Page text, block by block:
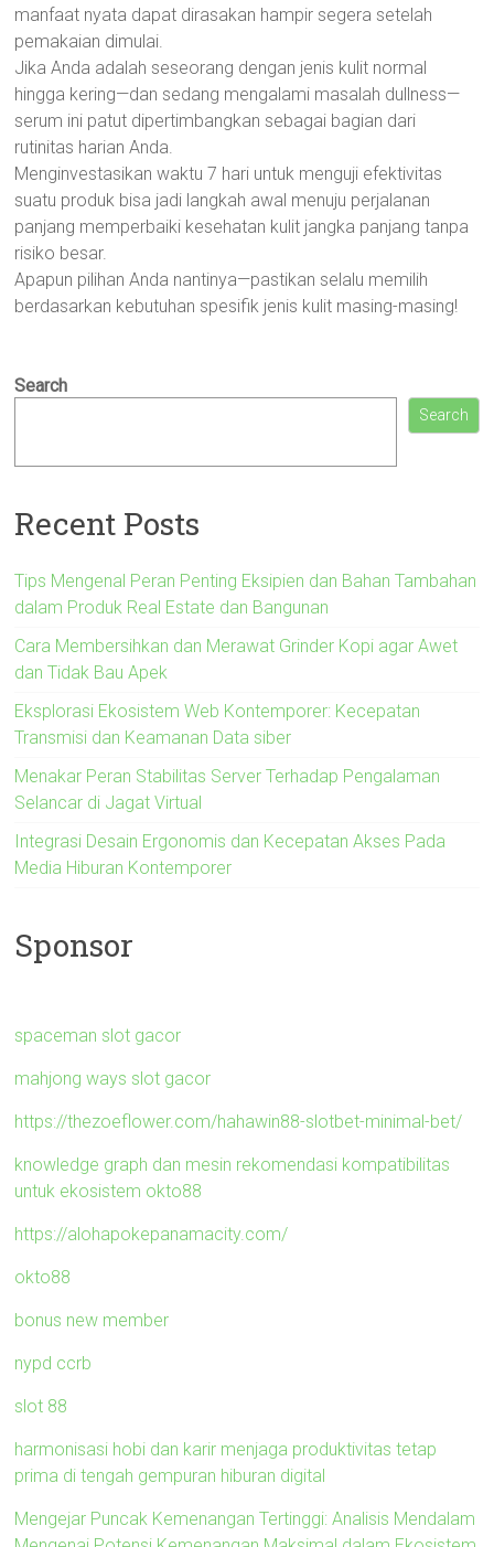
manfaat nyata dapat dirasakan hampir segera setelah
pemakaian dimulai.
Jika Anda adalah seseorang dengan jenis kulit normal
hingga kering—dan sedang mengalami masalah dullness—
serum ini patut dipertimbangkan sebagai bagian dari
rutinitas harian Anda.
Menginvestasikan waktu 7 hari untuk menguji efektivitas
suatu produk bisa jadi langkah awal menuju perjalanan
panjang memperbaiki kesehatan kulit jangka panjang tanpa
risiko besar.
Apapun pilihan Anda nantinya—pastikan selalu memilih
berdasarkan kebutuhan spesifik jenis kulit masing-masing!
Search
Search
Recent Posts
Tips Mengenal Peran Penting Eksipien dan Bahan Tambahan
dalam Produk Real Estate dan Bangunan
Cara Membersihkan dan Merawat Grinder Kopi agar Awet
dan Tidak Bau Apek
Eksplorasi Ekosistem Web Kontemporer: Kecepatan
Transmisi dan Keamanan Data siber
Menakar Peran Stabilitas Server Terhadap Pengalaman
Selancar di Jagat Virtual
Integrasi Desain Ergonomis dan Kecepatan Akses Pada
Media Hiburan Kontemporer
Sponsor
spaceman slot gacor
mahjong ways slot gacor
https://thezoeflower.com/hahawin88-slotbet-minimal-bet/
knowledge graph dan mesin rekomendasi kompatibilitas
untuk ekosistem okto88
https://alohapokepanamacity.com/
okto88
bonus new member
nypd ccrb
slot 88
harmonisasi hobi dan karir menjaga produktivitas tetap
prima di tengah gempuran hiburan digital
Mengejar Puncak Kemenangan Tertinggi: Analisis Mendalam